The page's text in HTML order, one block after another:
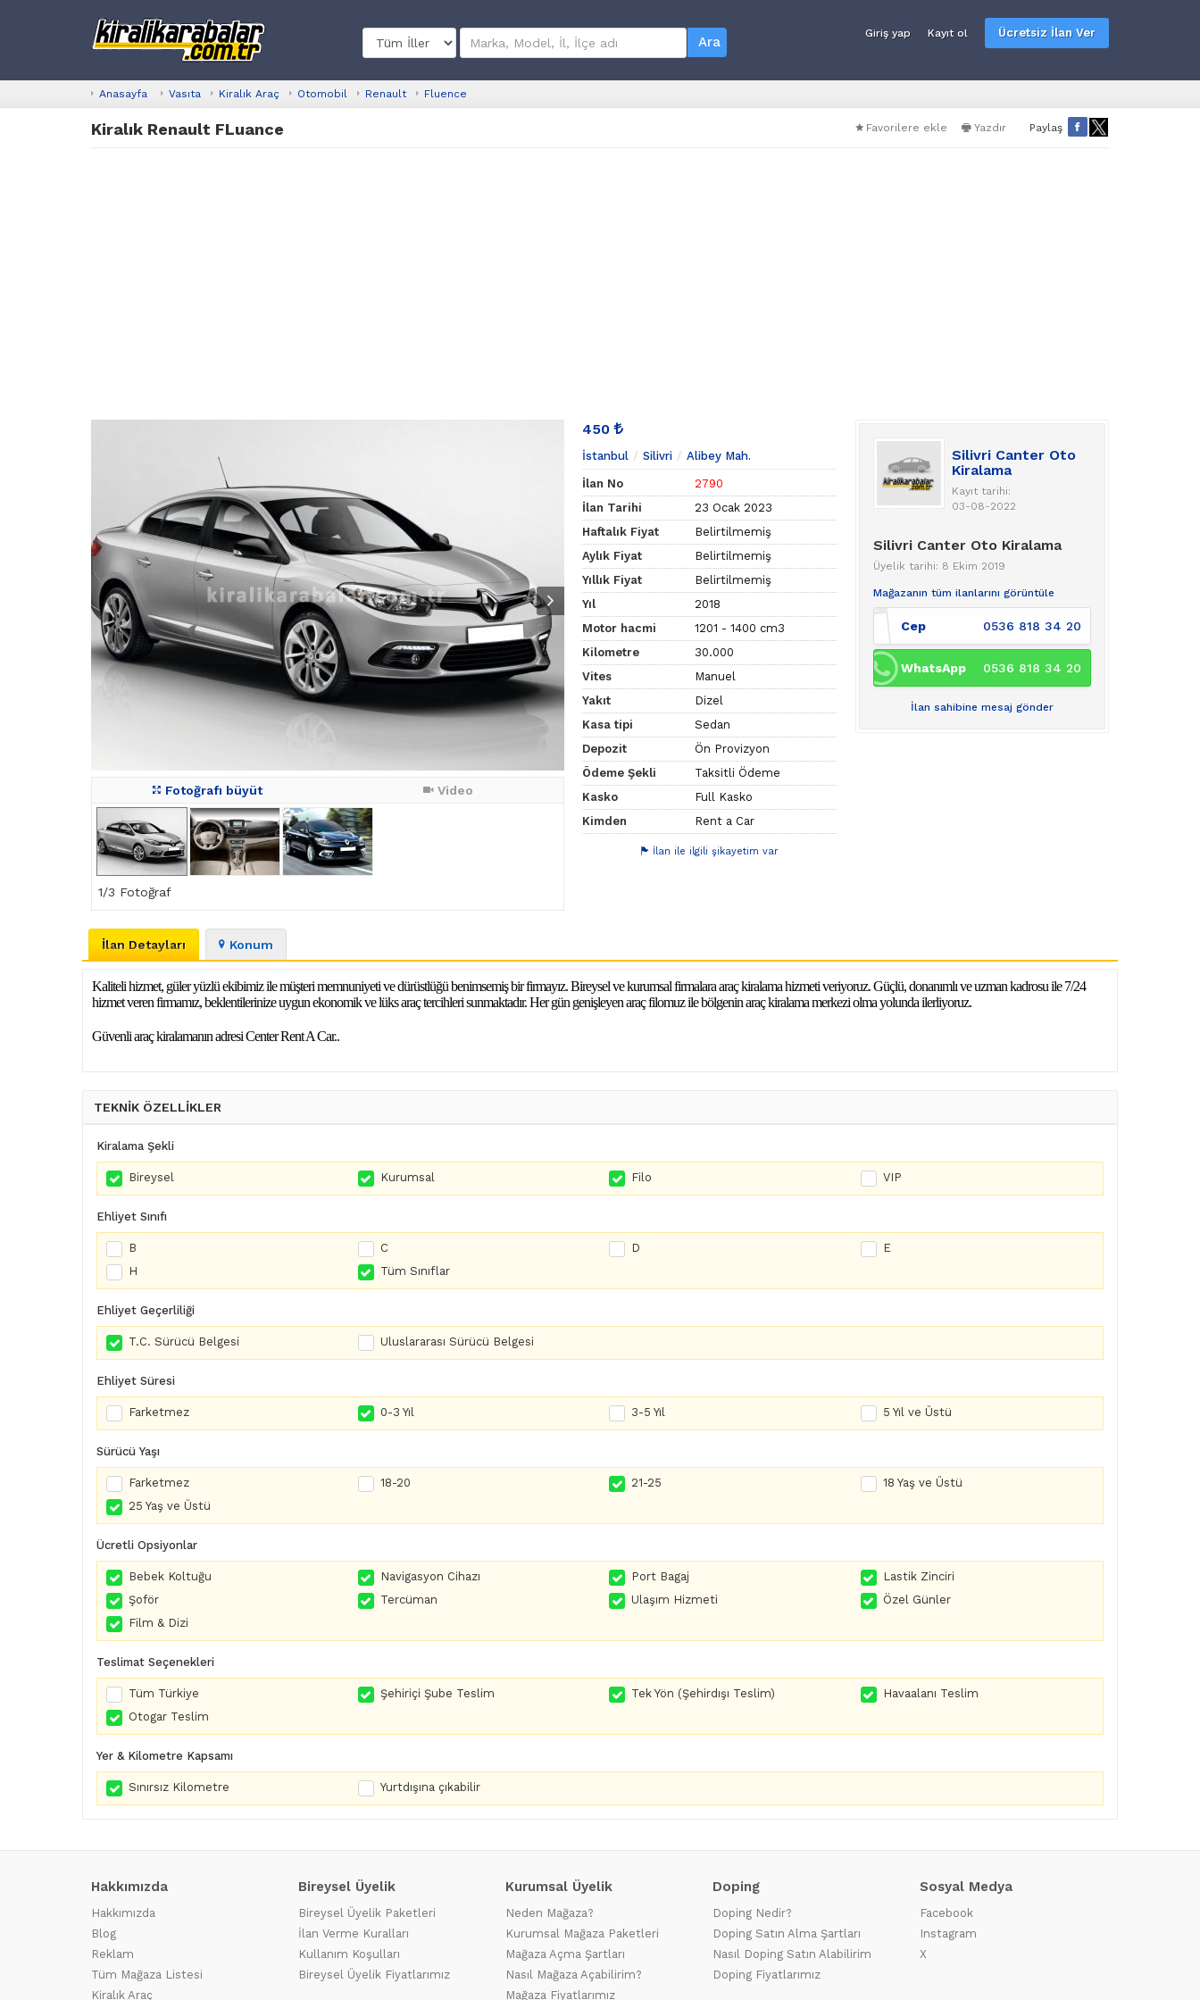
Ara
Giriş yap Kayıt ol Ücretsiz İlan Ver
Anasayfa Vasıta Kiralık Araç Otomobil Renault Fluence
Kiralık Renault FLuance Favorilere ekle Yazdır Paylaş
Fotoğrafı büyüt Video
1/3 Fotoğraf
450
İstanbul Silivri Alibey Mah.
İlan No
2790
İlan Tarihi
23 Ocak 2023
Haftalık Fiyat
Belirtilmemiş
Aylık Fiyat
Belirtilmemiş
Yıllık Fiyat
Belirtilmemiş
Yıl
2018
Motor hacmi
1201 - 1400 cm3
Kilometre
30.000
Vites
Manuel
Yakıt
Dizel
Kasa tipi
Sedan
Depozit
Ön Provizyon
Ödeme Şekli
Taksitli Ödeme
Kasko
Full Kasko
Kimden
Rent a Car
İlan ile ilgili şikayetim var
Silivri Canter Oto
Kiralama
Kayıt tarihi:
03-08-2022
Silivri Canter Oto Kiralama
Üyelik tarihi: 8 Ekim 2019
Mağazanın tüm ilanlarını görüntüle
Cep 0536 818 34 20
WhatsApp 0536 818 34 20
İlan sahibine mesaj gönder
İlan Detayları Konum
Kaliteli hizmet, güler yüzlü ekibimiz ile müşteri memnuniyeti ve dürüstlüğü benimsemiş bir firmayız. Bireysel ve kurumsal firmalara araç kiralama hizmeti veriyoruz. Güçlü, donanımlı ve uzman kadrosu ile 7/24
hizmet veren firmamız, beklentilerinize uygun ekonomik ve lüks araç tercihleri sunmaktadır. Her gün genişleyen araç filomuz ile bölgenin araç kiralama merkezi olma yolunda ilerliyoruz.
Güvenli araç kiralamanın adresi Center Rent A Car..
TEKNİK ÖZELLİKLER
Kiralama Şekli
Bireysel Kurumsal Filo VIP
Ehliyet Sınıfı
B C D
E
H
Tüm Sınıflar
Ehliyet Geçerliliği
T.C. Sürücü Belgesi Uluslararası Sürücü Belgesi
Ehliyet Süresi
Farketmez 0-3 Yıl 3-5 Yıl 5 Yıl ve Üstü
Sürücü Yaşı
Farketmez 18-20 21-25
18 Yaş ve Üstü
25 Yaş ve Üstü
Ücretli Opsiyonlar
Bebek Koltuğu Navigasyon Cihazı Port Bagaj
Lastik Zinciri
Şoför
Tercüman Ulaşım Hizmeti
Özel Günler
Film & Dizi
Teslimat Seçenekleri
Tüm Türkiye Şehiriçi Şube Teslim Tek Yön (Şehirdışı Teslim)
Havaalanı Teslim
Otogar Teslim
Yer & Kilometre Kapsamı
Sınırsız Kilometre Yurtdışına çıkabilir
Hakkımızda
Hakkımızda
Blog
Reklam
Tüm Mağaza Listesi
Kiralık Araç
Bireysel Üyelik
Bireysel Üyelik Paketleri
İlan Verme Kuralları
Kullanım Koşulları
Bireysel Üyelik Fiyatlarımız
Kurumsal Üyelik
Neden Mağaza?
Kurumsal Mağaza Paketleri
Mağaza Açma Şartları
Nasıl Mağaza Açabilirim?
Mağaza Fiyatlarımız
Doping
Doping Nedir?
Doping Satın Alma Şartları
Nasıl Doping Satın Alabilirim
Doping Fiyatlarımız
Sosyal Medya
Facebook
Instagram
X